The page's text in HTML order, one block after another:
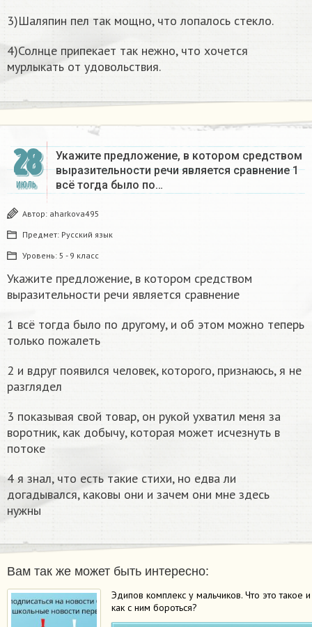
3)Шаляпин пел так мощно, что лопалось стекло.
4)Солнце припекает так нежно, что хочется
мурлыкать от удовольствия.
28
ИЮЛЬ
Укажите предложение, в котором средством
выразительности речи является сравнение 1
всё тогда было по…
Автор: aharkova495
Предмет: Русский язык
Уровень: 5 - 9 класс
Укажите предложение, в котором средством
выразительности речи является сравнение
1 всё тогда было по другому, и об этом можно теперь
только пожалеть
2 и вдруг появился человек, которого, признаюсь, я не
разглядел
3 показывая свой товар, он рукой ухватил меня за
воротник, как добычу, которая может исчезнуть в
потоке
4 я знал, что есть такие стихи, но едва ли
догадывался, каковы они и зачем они мне здесь
нужны
Вам так же может быть интересно:
Эдипов комплекс у мальчиков. Что это такое и
как с ним бороться?